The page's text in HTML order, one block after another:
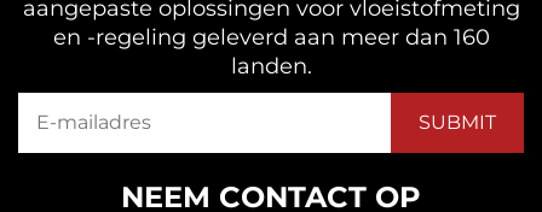
aangepaste oplossingen voor vloeistofmeting
en -regeling geleverd aan meer dan 160
landen.
NEEM CONTACT OP